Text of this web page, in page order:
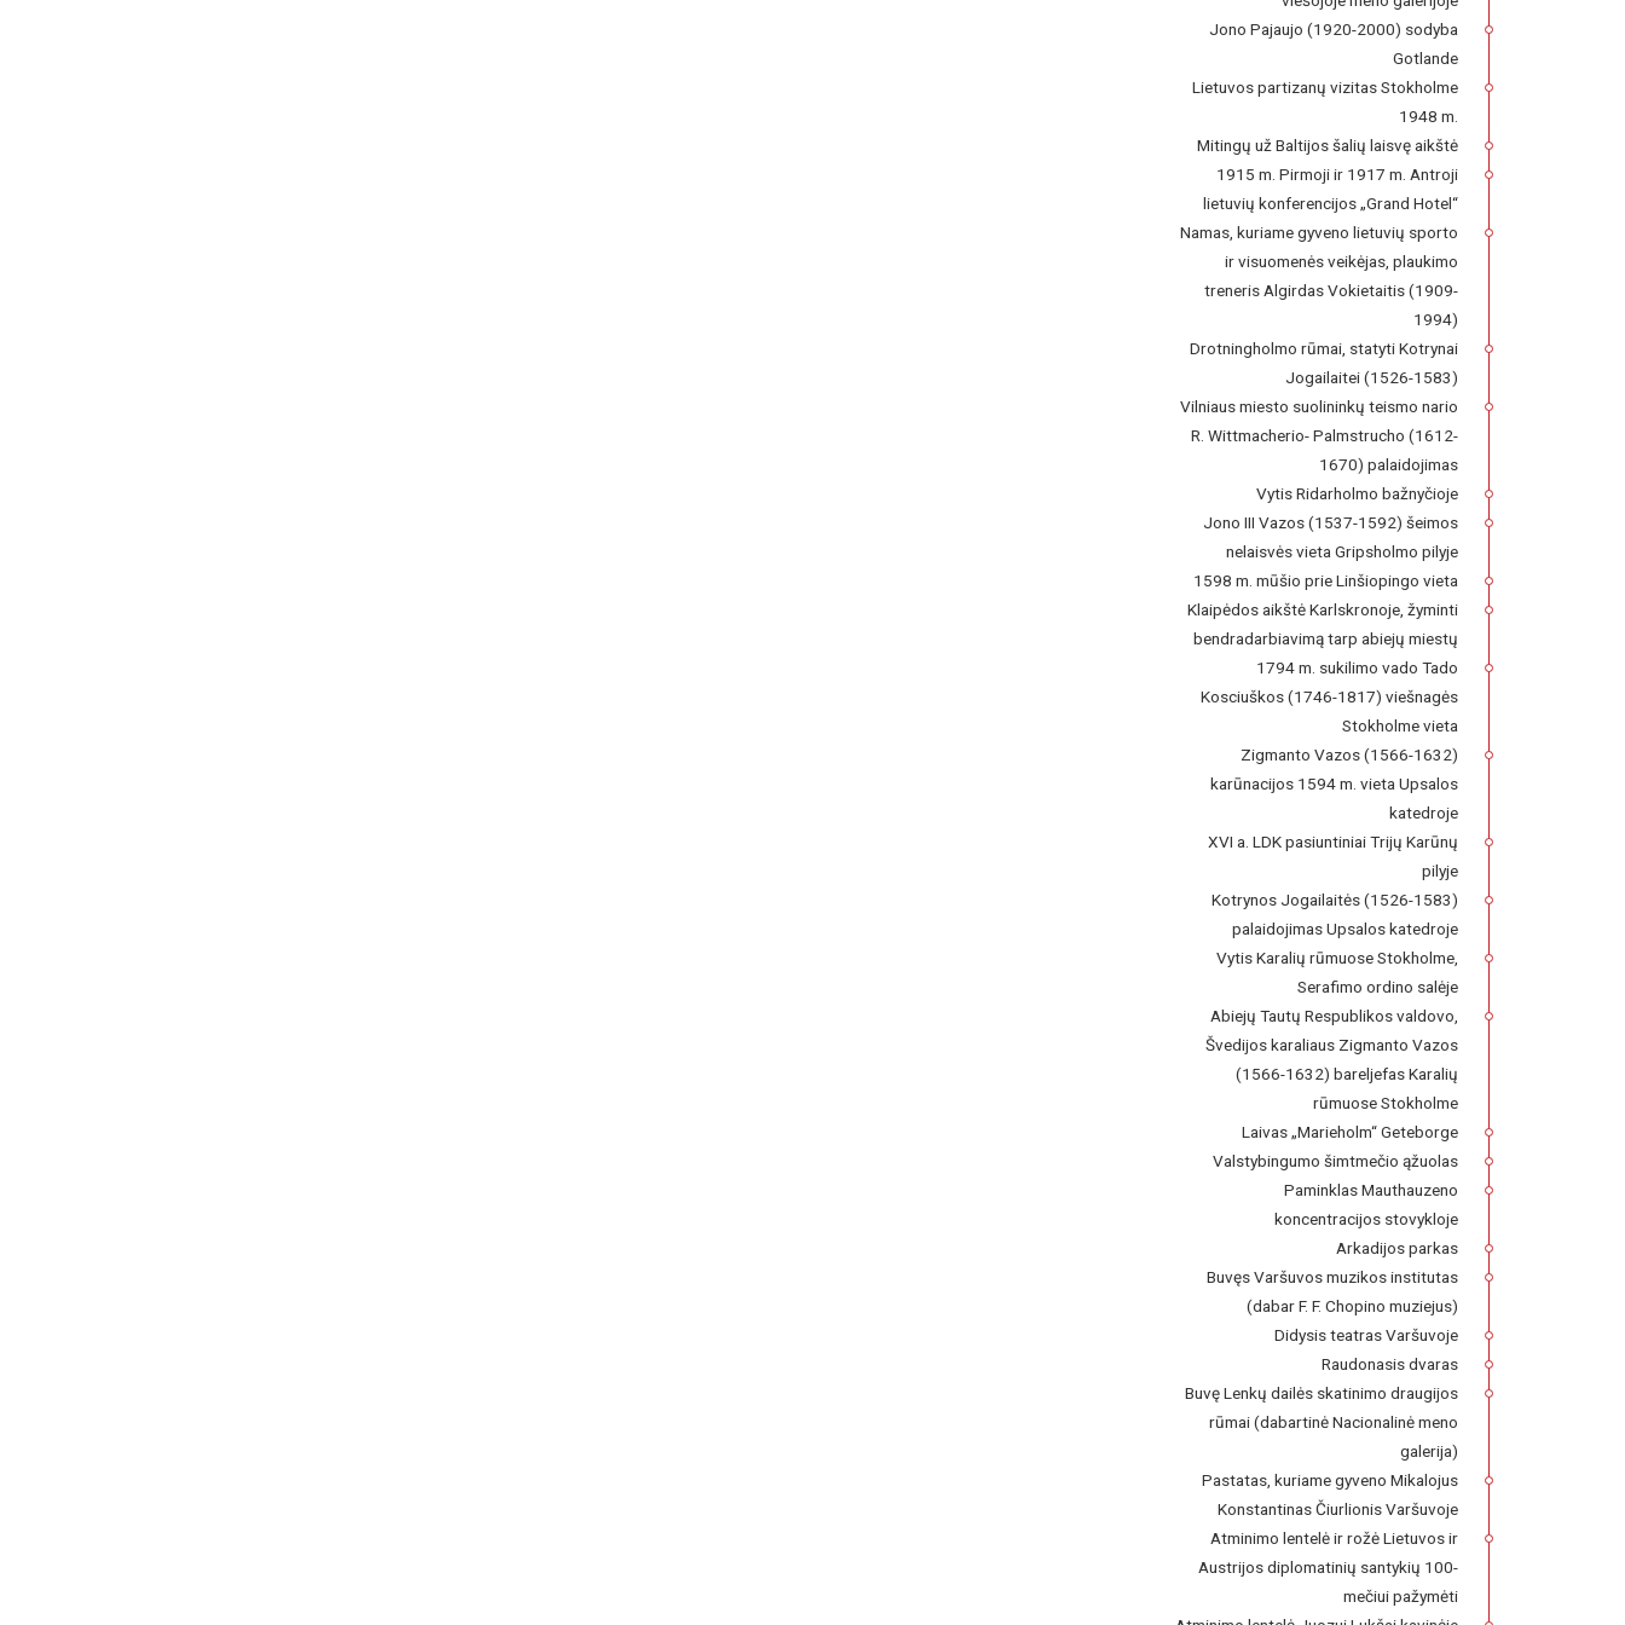
Jono Pajaujo (1920-2000) sodyba
Gotlande
Lietuvos partizanų vizitas Stokholme
1948 m.
Mitingų už Baltijos šalių laisvę aikštė
1915 m. Pirmoji ir 1917 m. Antroji
lietuvių konferencijos „Grand Hotel“
Namas, kuriame gyveno lietuvių sporto
ir visuomenės veikėjas, plaukimo
treneris Algirdas Vokietaitis (1909-
1994)
Drotningholmo rūmai, statyti Kotrynai
Jogailaitei (1526-1583)
Vilniaus miesto suolininkų teismo nario
R. Wittmacherio- Palmstrucho (1612-
1670) palaidojimas
Vytis Ridarholmo bažnyčioje
Jono III Vazos (1537-1592) šeimos
nelaisvės vieta Gripsholmo pilyje
1598 m. mūšio prie Linšiopingo vieta
Klaipėdos aikštė Karlskronoje, žyminti
bendradarbiavimą tarp abiejų miestų
1794 m. sukilimo vado Tado
Kosciuškos (1746-1817) viešnagės
Stokholme vieta
Zigmanto Vazos (1566-1632)
karūnacijos 1594 m. vieta Upsalos
katedroje
XVI a. LDK pasiuntiniai Trijų Karūnų
pilyje
Kotrynos Jogailaitės (1526-1583)
palaidojimas Upsalos katedroje
Vytis Karalių rūmuose Stokholme,
Serafimo ordino salėje
Abiejų Tautų Respublikos valdovo,
Švedijos karaliaus Zigmanto Vazos
(1566-1632) bareljefas Karalių
rūmuose Stokholme
Laivas „Marieholm“ Geteborge
Valstybingumo šimtmečio ąžuolas
Paminklas Mauthauzeno
koncentracijos stovykloje
Arkadijos parkas
Buvęs Varšuvos muzikos institutas
(dabar F. F. Chopino muziejus)
Didysis teatras Varšuvoje
Raudonasis dvaras
Buvę Lenkų dailės skatinimo draugijos
rūmai (dabartinė Nacionalinė meno
galerija)
Pastatas, kuriame gyveno Mikalojus
Konstantinas Čiurlionis Varšuvoje
Atminimo lentelė ir rožė Lietuvos ir
Austrijos diplomatinių santykių 100-
mečiui pažymėti